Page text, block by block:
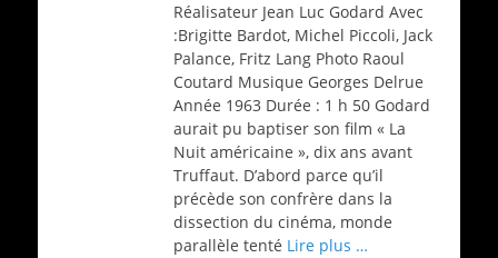
Réalisateur Jean Luc Godard Avec
:Brigitte Bardot, Michel Piccoli, Jack
Palance, Fritz Lang Photo Raoul
Coutard Musique Georges Delrue
Année 1963 Durée : 1 h 50 Godard
aurait pu baptiser son film « La
Nuit américaine », dix ans avant
Truffaut. D’abord parce qu’il
précède son confrère dans la
dissection du cinéma, monde
parallèle tenté Lire plus …